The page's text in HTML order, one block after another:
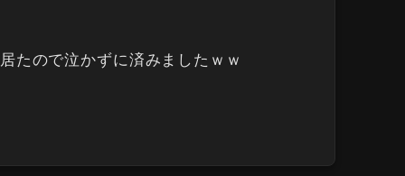
たので泣かずに済みましたｗｗ